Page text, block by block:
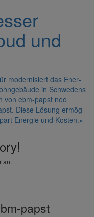
und
moder­ni­siert das Ener­
in Schwe­dens
von ebm-papst neo
. Diese Lösung ermög­
Energie und Kosten.»
an.
papst